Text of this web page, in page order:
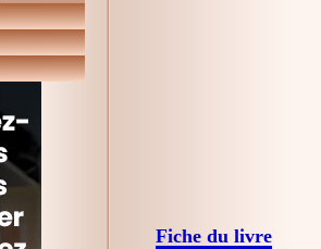
Fiche du livre